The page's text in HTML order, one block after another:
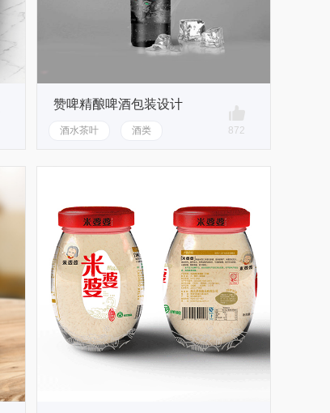
赞啤精酿啤酒包装设计
酒水茶叶 酒类 872